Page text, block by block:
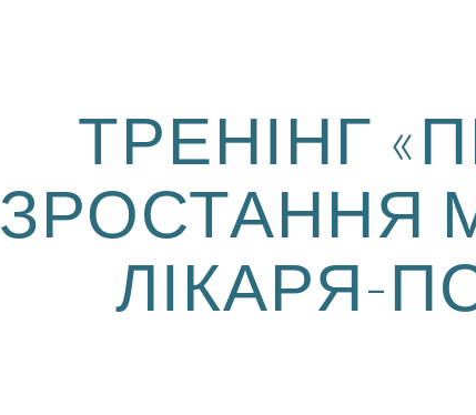
ТРЕНІНГ
ЗРОСТАННЯ
ЛІКАРЯ-